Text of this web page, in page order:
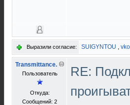
Выразили согласие: SUIGYNTOU ,
Transmittance.
Пользователь
Откуда:
Сообщений: 2
RE: